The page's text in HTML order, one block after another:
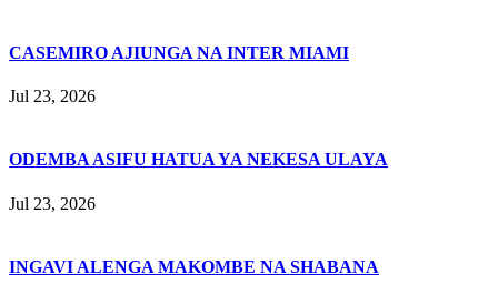
CASEMIRO AJIUNGA NA INTER MIAMI
Jul 23, 2026
ODEMBA ASIFU HATUA YA NEKESA ULAYA
Jul 23, 2026
INGAVI ALENGA MAKOMBE NA SHABANA